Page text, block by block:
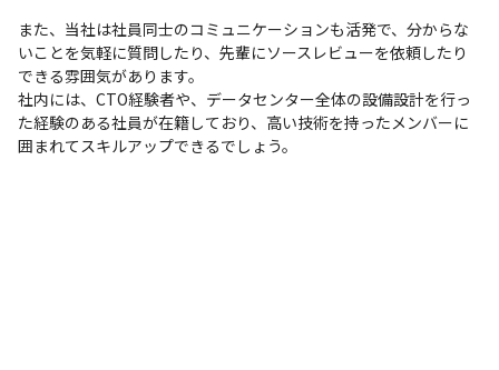
また、当社は社員同士のコミュニケーションも活発で、分からな
いことを気軽に質問したり、先輩にソースレビューを依頼したり
できる雰囲気があります。
社内には、CTO経験者や、データセンター全体の設備設計を行っ
た経験のある社員が在籍しており、高い技術を持ったメンバーに
囲まれてスキルアップできるでしょう。